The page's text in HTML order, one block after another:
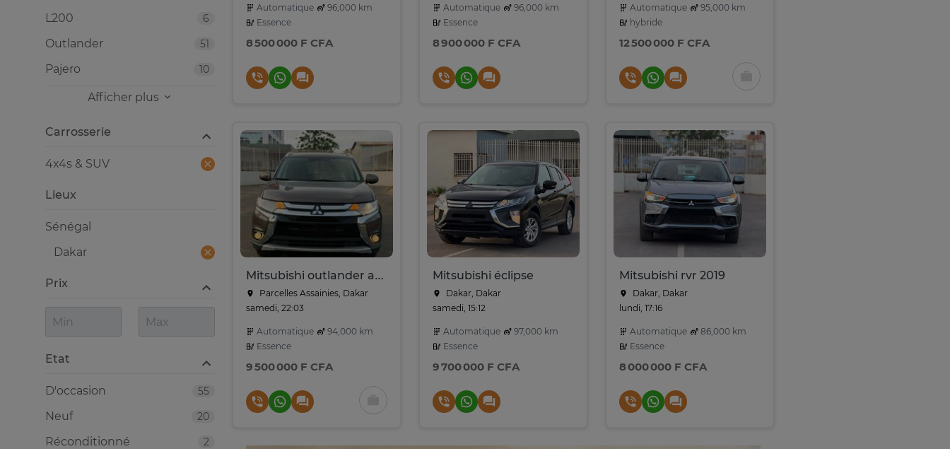
Automatique
96,000 km
Essence
8 500 000 F CFA
Automatique
96,000 km
Essence
8 900 000 F CFA
Automatique
95,000 km
hybride
12 500 000 F CFA
Mitsubishi outlander automatic
Parcelles Assainies, Dakar
samedi, 22:03
Automatique
94,000 km
Essence
9 500 000 F CFA
Mitsubishi éclipse
Dakar, Dakar
samedi, 15:12
Automatique
97,000 km
Essence
9 700 000 F CFA
Mitsubishi rvr 2019
Dakar, Dakar
lundi, 17:16
Automatique
86,000 km
Essence
8 000 000 F CFA
Lieux
Sénégal
Dakar
Prix
Etat
55
D'occasion
20
Neuf
2
Réconditionné
6
L200
51
Outlander
10
Pajero
Afficher plus
Carrosserie
4x4s & SUV